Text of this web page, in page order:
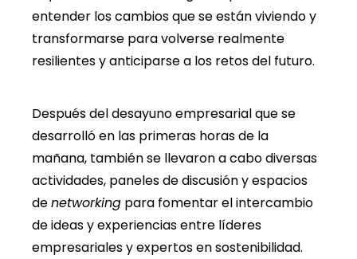
entender los cambios que se están viviendo y
transformarse para volverse realmente
resilientes y anticiparse a los retos del futuro.
Después del desayuno empresarial que se
desarrolló en las primeras horas de la
mañana, también se llevaron a cabo diversas
actividades, paneles de discusión y espacios
denetworking para fomentar el intercambio
de ideas y experiencias entre líderes
empresariales y expertos en sostenibilidad.